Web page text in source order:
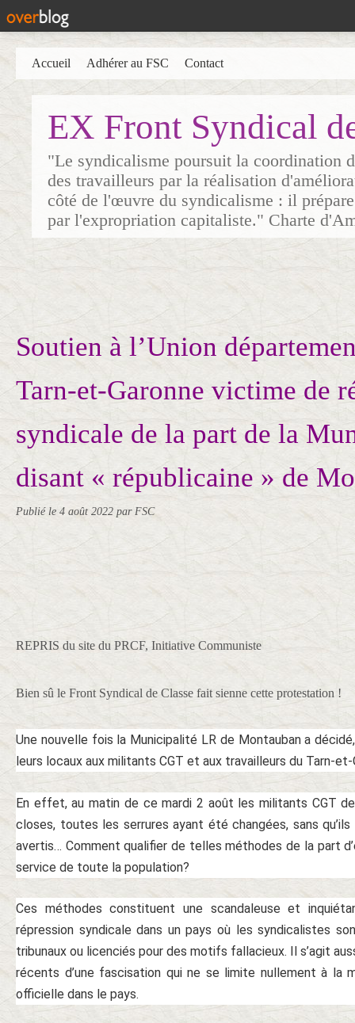
EX Front Syndical
"Le syndicalisme poursuit la coordination
des travailleurs par la réalisation
côté de l'œuvre du syndicalisme : il
par l'expropriation capitaliste." Charte
Accueil Adhérer au FSC Contact
Soutien à l’Union
Tarn-et-Garonne victime de
syndicale de la part de la
disant « républicaine » de
Publié le 4 août 2022 par FSC
REPRIS du site du PRCF, Initiative Communiste
Bien sû le Front Syndical de Classe fait sienne cette protestation !
Une nouvelle fois la Municipalité LR de Montauban a
leurs locaux aux militants CGT et aux travailleurs du Tarn-et-
En effet, au matin de ce mardi 2 août les militants CGT
closes, toutes les serrures ayant été changées, sans
avertis… Comment qualifier de telles méthodes de la part
service de toute la population?
Ces méthodes constituent une scandaleuse et
répression syndicale dans un pays où les syndicalistes
tribunaux ou licenciés pour des motifs fallacieux. Il s’agit
récents d’une fascisation qui ne se limite nullement à la
officielle dans le pays.